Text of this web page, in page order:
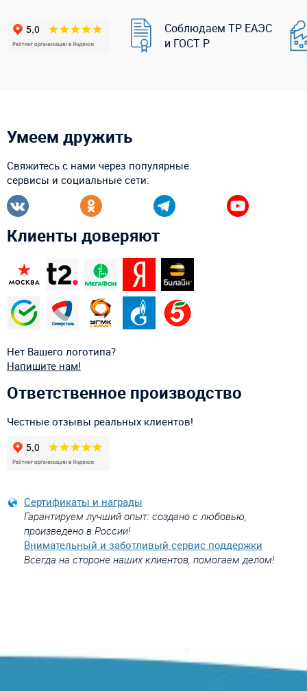
Соблюдаем ТР ЕАЭС
и ГОСТ Р
Умеем дружить
Свяжитесь с нами через популярные
сервисы и социальные сети:
Клиенты доверяют
Нет Вашего логотипа?
Напишите нам!
Ответственное производство
Честные отзывы реальных клиентов!
Сертификаты и награды
Гарантируем лучший опыт: создано с любовью,
произведено в России!
Внимательный и заботливый сервис поддержки
Всегда на стороне наших клиентов, помогаем делом!